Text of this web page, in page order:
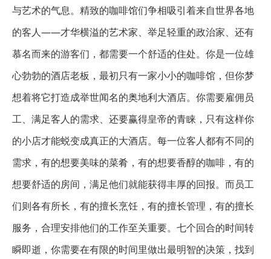
与艺术的气息。精致的咖啡馆们争相吸引着来自世界各地
的客人——才华横溢的艺术家、举足轻重的政治家、还有
慕名而来的游客们，都需要一个舒适的住处。你是一位雄
心勃勃的酒店老板，最初只有一家小小的咖啡馆，但你梦
想着将它打造成举世闻名的奥地利大酒店。你需要雇佣员
工、满足客人的需求、还要赢得皇帝的青睐，只有这样你
的小店才能蜕变成真正的大酒店。每一位客人都有不同的
需求，有的想要美味的菜肴，有的想要香醇的咖啡，有的
想要舒适的房间，满足他们就能获得丰厚的回报。而员工
们则各有所长，有的擅长烹饪，有的擅长管理，有的擅长
服务，合理安排他们的工作至关重要。七个回合的时间转
瞬即逝，你需要在有限的时间里做出最明智的决策，找到